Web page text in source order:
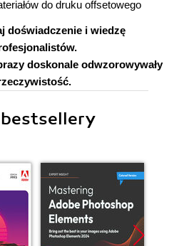
do druku offsetowego
doświadczenie i wiedzę
doskonale odwzorowywały